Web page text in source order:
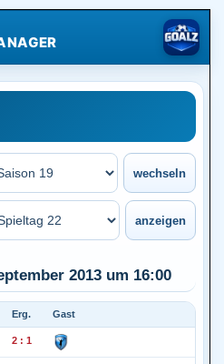
2013 um 16:00
Erg. Gast
2 : 1